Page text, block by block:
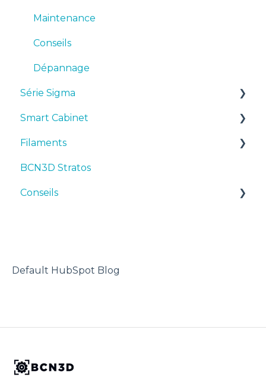
Maintenance
Conseils
Dépannage
Série Sigma
Manuels et téléchargements
Premiers pas
Maintenance
Conseils
Smart Cabinet
Manuals & Downloads
First steps
Maintenance
Filaments
Suggestions
TPU
BCN3D Stratos
Conseils
Default HubSpot Blog